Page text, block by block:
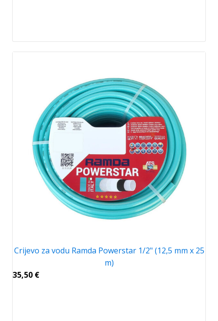
Crijevo za vodu Ramda Powerstar 1/2" (12,5 mm x 25
m)
35,50 €